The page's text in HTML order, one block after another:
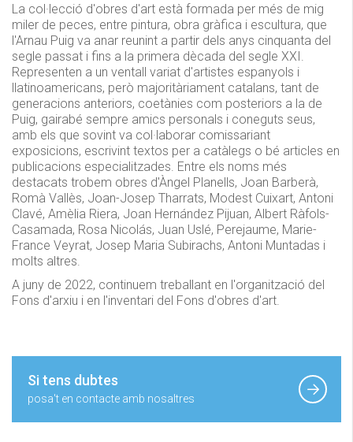
La col·lecció d'obres d'art està formada per més de mig
miler de peces, entre pintura, obra gràfica i escultura, que
l'Arnau Puig va anar reunint a partir dels anys cinquanta del
segle passat i fins a la primera dècada del segle XXI.
Representen a un ventall variat d'artistes espanyols i
llatinoamericans, però majoritàriament catalans, tant de
generacions anteriors, coetànies com posteriors a la de
Puig, gairabé sempre amics personals i coneguts seus,
amb els que sovint va col·laborar comissariant
exposicions, escrivint textos per a catàlegs o bé articles en
publicacions especialitzades. Entre els noms més
destacats trobem obres d'Àngel Planells, Joan Barberà,
Romà Vallès, Joan-Josep Tharrats, Modest Cuixart, Antoni
Clavé, Amèlia Riera, Joan Hernández Pijuan, Albert Ràfols-
Casamada, Rosa Nicolás, Juan Uslé, Perejaume, Marie-
France Veyrat, Josep Maria Subirachs, Antoni Muntadas i
molts altres.
A juny de 2022, continuem treballant en l'organització del
Fons d'arxiu i en l'inventari del Fons d'obres d'art.
Si tens dubtes
posa't en contacte amb nosaltres